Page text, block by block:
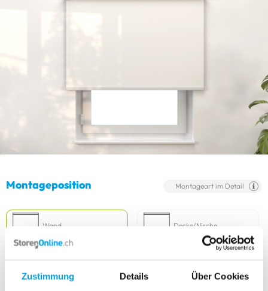
Zustimmung Details Über Cookies
Montageposition Montageart im Detail
Wand Decke/Nische